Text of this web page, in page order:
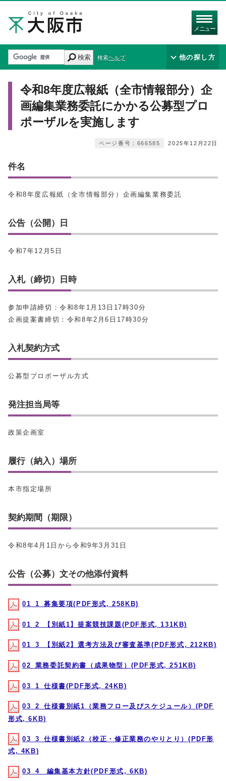
メニュー
検索 検索ヘルプ 他の探し方
令和8年度広報紙（全市情報部分）企
画編集業務委託にかかる公募型プロ
ポーザルを実施します
2025年12月22日
ページ番号：666585
件名
令和8年度広報紙（全市情報部分）企画編集業務委託
公告（公開）日
令和7年12月5日
入札（締切）日時
参加申請締切：令和8年1月13日17時30分
企画提案書締切：令和8年2月6日17時30分
入札契約方式
公募型プロポーザル方式
発注担当局等
政策企画室
履行（納入）場所
本市指定場所
契約期間（期限）
令和8年4月1日から令和9年3月31日
公告（公募）文その他添付資料
01_1_募集要項(PDF形式, 258KB)
01_2_【別紙1】提案競技課題(PDF形式, 131KB)
01_3_【別紙2】選考方法及び審査基準(PDF形式, 212KB)
02_業務委託契約書（成果物型）(PDF形式, 251KB)
03_1_仕様書(PDF形式, 24KB)
03_2_仕様書別紙1（業務フロー及びスケジュール）(PDF
形式, 6KB)
03_3_仕様書別紙2（校正・修正業務のやりとり）(PDF形
式, 4KB)
03_4_ 編集基本方針(PDF形式, 6KB)